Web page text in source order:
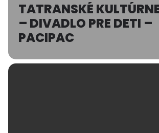
TATRANSKÉ
– DIVADLO PRE DETI –
PACIPAC